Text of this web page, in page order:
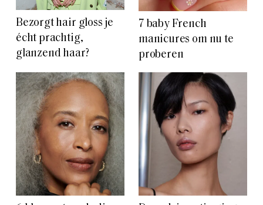
Bezorgt hair gloss je
écht prachtig,
glanzend haar?
7 baby French
manicures om nu te
proberen